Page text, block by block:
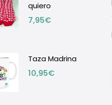
quiero
7,95€
Taza Madrina
10,95€